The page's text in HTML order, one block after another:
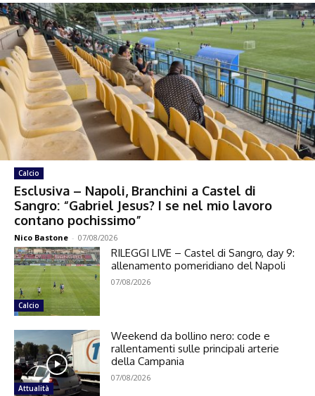
Calcio
Esclusiva – Napoli, Branchini a Castel di
Sangro: “Gabriel Jesus? I se nel mio lavoro
contano pochissimo”
Nico Bastone - 07/08/2026
Calcio
RILEGGI LIVE – Castel di Sangro, day 9:
allenamento pomeridiano del Napoli
07/08/2026
Attualità
Weekend da bollino nero: code e
rallentamenti sulle principali arterie
della Campania
07/08/2026